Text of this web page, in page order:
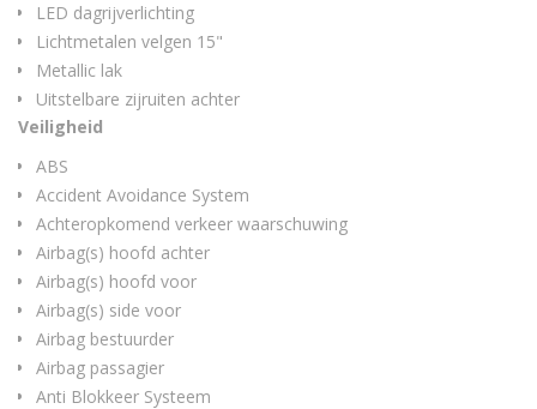
LED dagrijverlichting
Lichtmetalen velgen 15"
Metallic lak
Uitstelbare zijruiten achter
Veiligheid
ABS
Accident Avoidance System
Achteropkomend verkeer waarschuwing
Airbag(s) hoofd achter
Airbag(s) hoofd voor
Airbag(s) side voor
Airbag bestuurder
Airbag passagier
Anti Blokkeer Systeem